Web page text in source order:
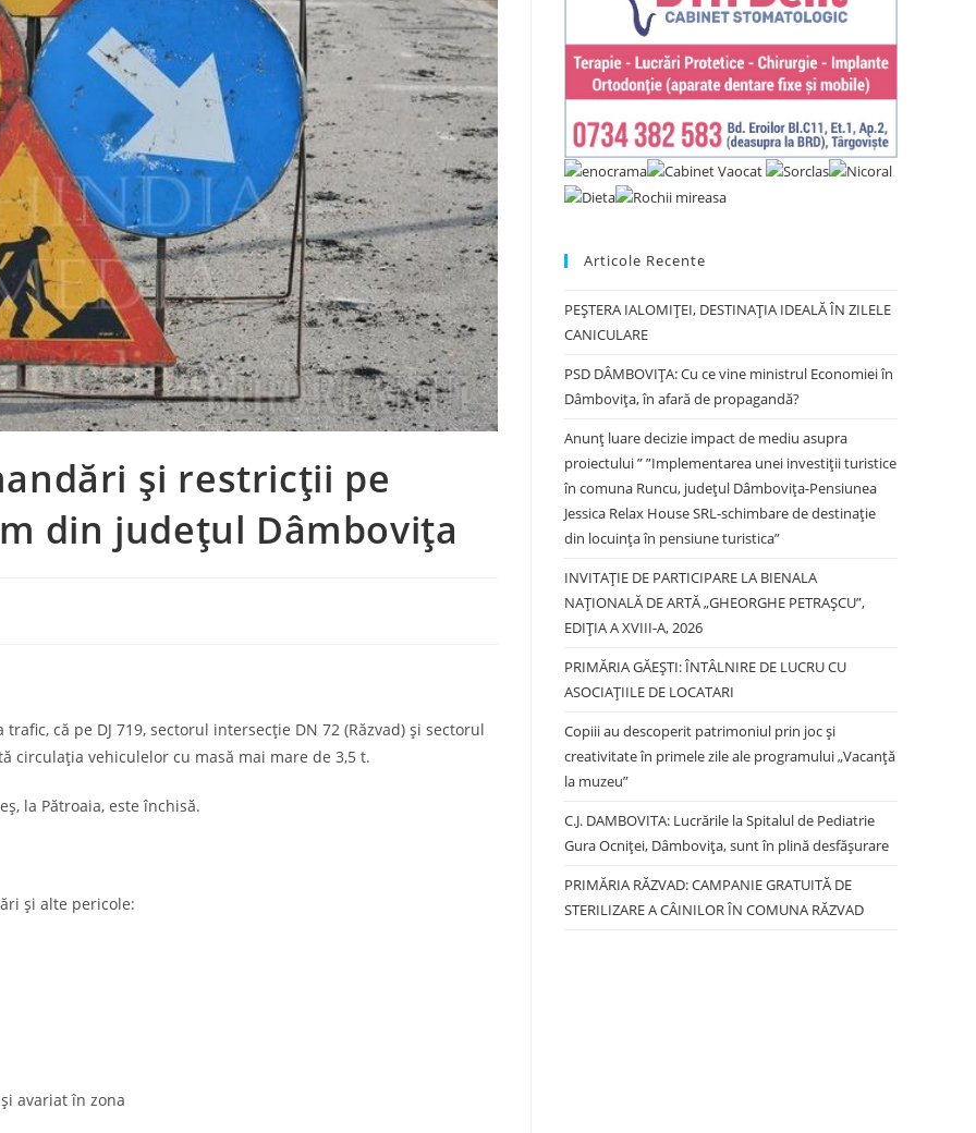
și restricții pe
din județul Dâmbovița
că pe DJ 719, sectorul intersecție DN 72 (Răzvad) și sectorul
circulația vehiculelor cu masă mai mare de 3,5 t.
la Pătroaia, este închisă.
şi alte pericole:
avariat în zona
Articole Recente
PEȘTERA IALOMIȚEI, DESTINAȚIA IDEALĂ ÎN ZILELE
CANICULARE
PSD DÂMBOVIȚA: Cu ce vine ministrul Economiei în
Dâmbovița, în afară de propagandă?
Anunț luare decizie impact de mediu asupra
proiectului ” ”Implementarea unei investiții turistice
în comuna Runcu, județul Dâmbovița-Pensiunea
Jessica Relax House SRL-schimbare de destinație
din locuința în pensiune turistica”
INVITAȚIE DE PARTICIPARE LA BIENALA
NAȚIONALĂ DE ARTĂ „GHEORGHE PETRAȘCU”,
EDIŢIA A XVIII-A, 2026
PRIMĂRIA GĂEȘTI: ÎNTÂLNIRE DE LUCRU CU
ASOCIAȚIILE DE LOCATARI
Copiii au descoperit patrimoniul prin joc și
creativitate în primele zile ale programului „Vacanță
la muzeu”
C.J. DAMBOVITA: Lucrările la Spitalul de Pediatrie
Gura Ocniței, Dâmbovița, sunt în plină desfășurare
PRIMĂRIA RĂZVAD: CAMPANIE GRATUITĂ DE
STERILIZARE A CÂINILOR ÎN COMUNA RĂZVAD